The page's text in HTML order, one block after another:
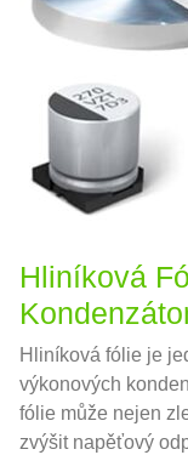
Hliníková
Hliníková fólie je
výkonových
fólie může nejen
zvýšit napěťový